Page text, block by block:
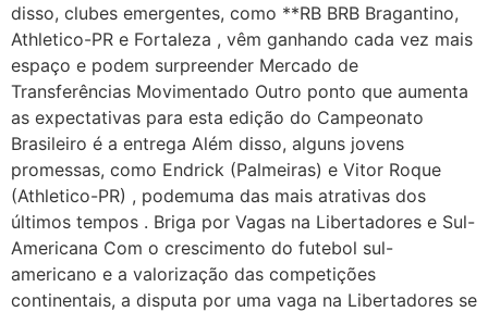
disso, clubes emergentes, como **RB BRB Bragantino,
Athletico-PR e Fortaleza , vêm ganhando cada vez mais
espaço e podem surpreender Mercado de
Transferências Movimentado Outro ponto que aumenta
as expectativas para esta edição do Campeonato
Brasileiro é a entrega Além disso, alguns jovens
promessas, como Endrick (Palmeiras) e Vitor Roque
(Athletico-PR) , podemuma das mais atrativas dos
últimos tempos . Briga por Vagas na Libertadores e Sul-
Americana Com o crescimento do futebol sul-
americano e a valorização das competições
continentais, a disputa por uma vaga na Libertadores se